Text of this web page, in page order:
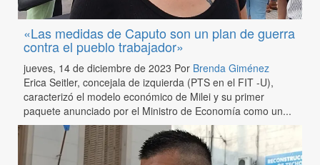
«Las medidas de Caputo son un plan de guerra
contra el pueblo trabajador»
jueves, 14 de diciembre de 2023 Por Brenda Giménez
Erica Seitler, concejala de izquierda (PTS en el FIT -U),
caracterizó el modelo económico de Milei y su primer
paquete anunciado por el Ministro de Economía como un...